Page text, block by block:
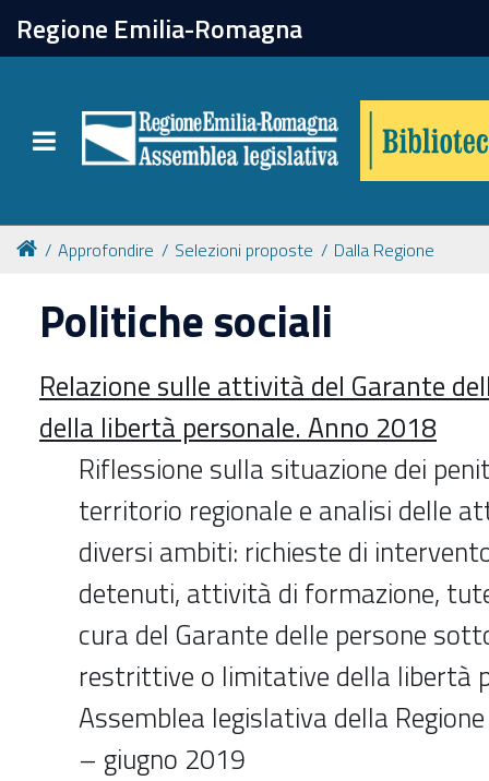
Regione Emilia-Romagna
Toggle navigation
chiudi
Catalogo online
Collezioni
Per approfondire
Appuntamenti
Prenotazione spazi
Approfondire Selezioni proposte Dalla Regione
Politiche sociali
Relazione sulle attività del Garante
della libertà personale. Anno 2018
Riflessione sulla situazione dei
territorio regionale e analisi delle
diversi ambiti: richieste di
detenuti, attività di formazione,
cura del Garante delle persone
restrittive o limitative della libertà
Assemblea legislativa della
– giugno 2019